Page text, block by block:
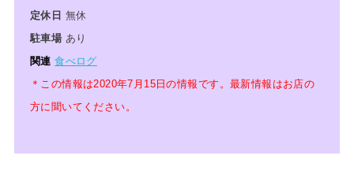
定休日 無休
駐車場 あり
関連食べログ
＊この情報は2020年7月15日の情報です。最新情報はお店の
方に聞いてください。